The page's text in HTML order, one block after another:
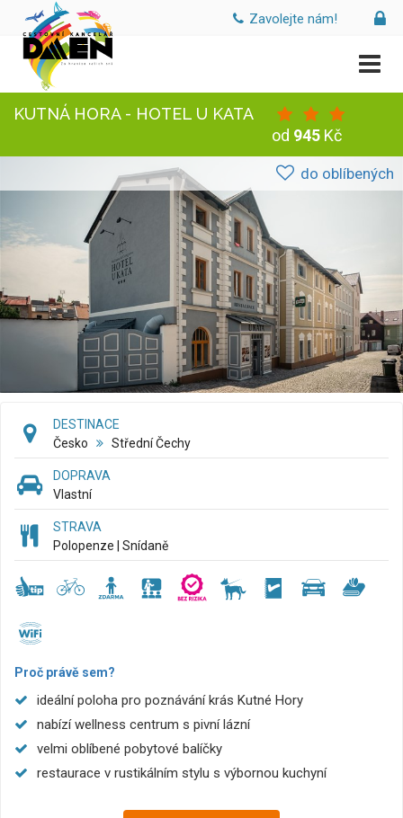
Zavolejte nám!
KUTNÁ HORA - HOTEL U KATA
od 945 Kč
do oblíbených
DESTINACE
Česko
Střední Čechy
DOPRAVA
Vlastní
STRAVA
Polopenze | Snídaně
Proč právě sem?
ideální poloha pro poznávání krás Kutné Hory
nabízí wellness centrum s pivní lázní
velmi oblíbené pobytové balíčky
restaurace v rustikálním stylu s výbornou kuchyní